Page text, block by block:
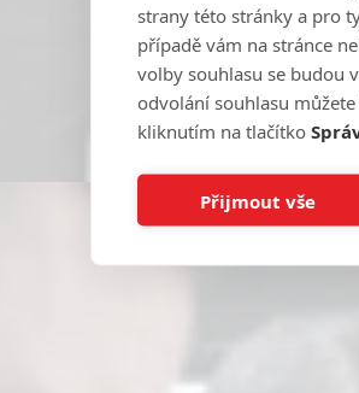
strany této stránky a pro
případě vám na stránce
volby souhlasu se budou
odvolání souhlasu
kliknutím na tlačítko
Přijmout vše